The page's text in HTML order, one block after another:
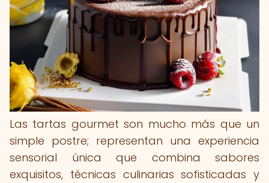
Las tartas gourmet son mucho más que un
simple postre; representan una experiencia
sensorial única que combina sabores
exquisitos, técnicas culinarias sofisticadas y